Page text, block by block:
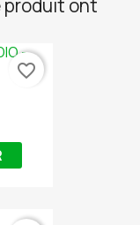
produit ont
favorite_border